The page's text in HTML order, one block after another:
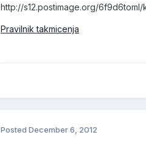
http://s12.postimage.org/6f9d6toml/
Pravilnik takmicenja
Posted December 6, 2012